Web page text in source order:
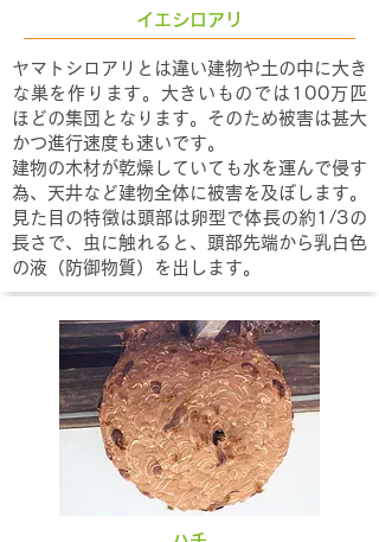
イエシロアリ
ヤマトシロアリとは違い建物や土の中に大き
な巣を作ります。大きいものでは100万匹
ほどの集団となります。そのため被害は甚大
かつ進行速度も速いです。
建物の木材が乾燥していても水を運んで侵す
為、天井など建物全体に被害を及ぼします。
見た目の特徴は頭部は卵型で体長の約1/3の
長さで、虫に触れると、頭部先端から乳白色
の液（防御物質）を出します。